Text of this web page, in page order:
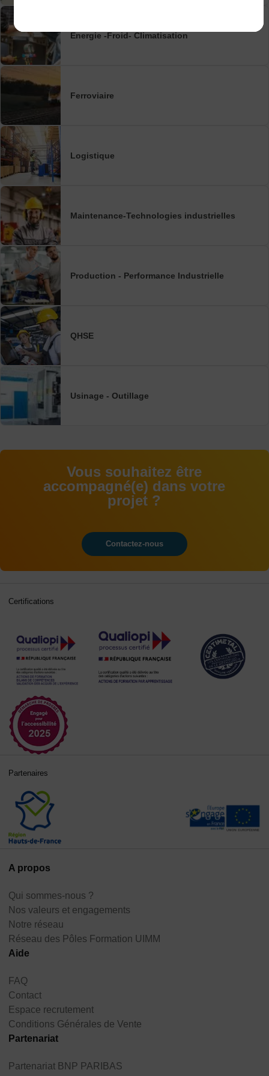
Energie -Froid- Climatisation
Ferroviaire
Logistique
Maintenance-Technologies industrielles
Production - Performance Industrielle
QHSE
Usinage - Outillage
Vous souhaitez être
accompagné(e) dans votre
projet ?
Contactez-nous
A propos
Qui sommes-nous ?
Nos valeurs et engagements
Notre réseau
Réseau des Pôles Formation UIMM
Aide
FAQ
Contact
Espace recrutement
Conditions Générales de Vente
Partenariat
Partenariat BNP PARIBAS
Certifications
Partenaires